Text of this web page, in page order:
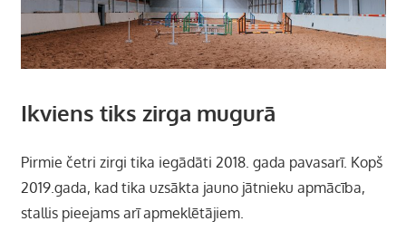
Ikviens tiks zirga mugurā
Pirmie četri zirgi tika iegādāti 2018. gada pavasarī. Kopš
2019.gada, kad tika uzsākta jauno jātnieku apmācība,
stallis pieejams arī apmeklētājiem.